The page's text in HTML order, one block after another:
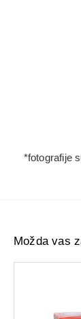
*fotografije
Možda vas